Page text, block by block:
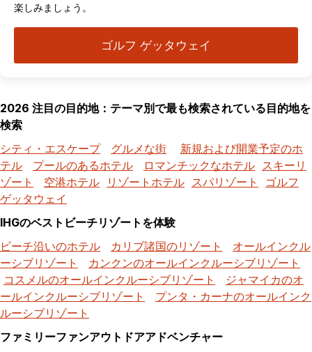
楽しみましょう。
ゴルフ ゲッタウェイ
2026 注目の目的地：テーマ別で最も検索されている目的地を
検索
シティ・エスケープ
グルメな街
新規および開業予定のホ
テル
プールのあるホテル ロマンチックなホテル スキーリ
ゾート
空港ホテル リゾートホテル スパリゾート
ゴルフ
ゲッタウェイ
IHGのベストビーチリゾートを体験
ビーチ沿いのホテル
カリブ諸国のリゾート
オールインクル
ーシブリゾート
カンクンのオールインクルーシブリゾート
コスメルのオールインクルーシブリゾート
ジャマイカのオ
ールインクルーシブリゾート
プンタ・カーナのオールインク
ルーシブリゾート
ファミリーファンアウトドアアドベンチャー